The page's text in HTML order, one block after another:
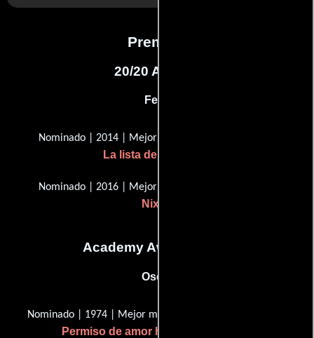
Premios
20/20 Awards
Felix
Nominado | 2014 | Mejor puntuación original
La lista de Schindler
Nominado | 2016 | Mejor puntuación original
Nixon
Academy Awards, USA
Oscar
Nominado | 1974 | Mejor música, canción original
Permiso de amor hacia medianoche